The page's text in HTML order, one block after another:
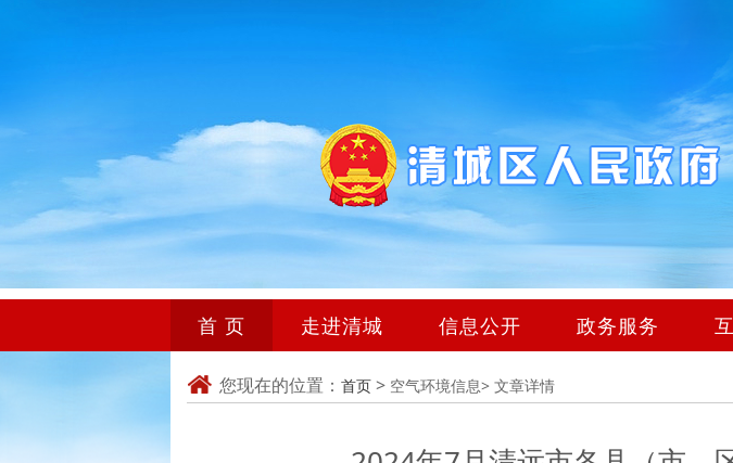
首 页 走进清城 信息公开 政务服务
您现在的位置： 首页 > 空气环境信息> 文章详情